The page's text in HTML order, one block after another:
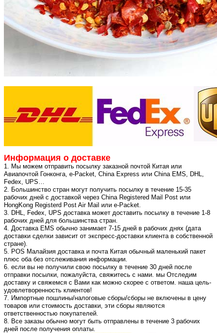
Информация о доставке
1. Мы можем отправить посылку заказной почтой Китая или
Авиапочтой Гонконга, e-Packet, China Express или China EMS, DHL,
Fedex, UPS…
2. Большинство стран могут получить посылку в течение 15-35
рабочих дней с доставкой через China Registered Mail Post или
HongKong Registerd Post Air Mail или e-Packet.
3. DHL, Fedex, UPS доставка может доставить посылку в течение 1-8
рабочих дней для большинства стран.
4. Доставка EMS обычно занимает 7-15 дней в рабочих днях (дата
доставки сделки зависит от экспресс-доставки клиента в собственной
стране).
5. POS Малайзия доставка и почта Китая обычный маленький пакет
плюс оба без отслеживания информации.
6. если вы не получили свою посылку в течение 30 дней после
отправки посылки, пожалуйста, свяжитесь с нами. мы Отследим
доставку и свяжемся с Вами как можно скорее с ответом. наша цель-
удовлетворенность клиентов!
7. Импортные пошлины/налоговые сборы/сборы не включены в цену
товаров или стоимость доставки, эти сборы являются
ответственностью покупателей.
8. Все заказы обычно могут быть отправлены в течение 3 рабочих
дней после получения оплаты.